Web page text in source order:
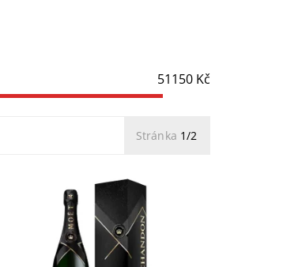
51150Kč
Stránka 1/2
Moët & Chandon Grand Vintage 2016
v dárkové krabičce. Vyjádření osobní
interpretace sklepmistra. Naplněný
ročník s výjimečnou sklizní modrých...